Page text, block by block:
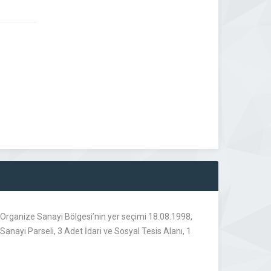
Sanayi Bölgesi’nin yer seçimi 18.08.1998,
Parseli, 3 Adet İdari ve Sosyal Tesis Alanı, 1